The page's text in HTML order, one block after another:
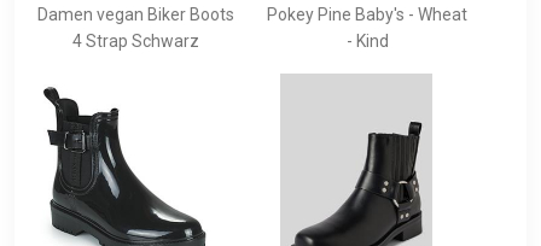
Damen vegan Biker Boots
4 Strap Schwarz
Pokey Pine Baby's - Wheat
- Kind